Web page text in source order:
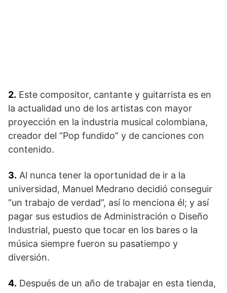
2. Este compositor, cantante y guitarrista es en
la actualidad uno de los artistas con mayor
proyección en la industria musical colombiana,
creador del “Pop fundido” y de canciones con
contenido.
3. Al nunca tener la oportunidad de ir a la
universidad, Manuel Medrano decidió conseguir
“un trabajo de verdad”, así lo menciona él; y así
pagar sus estudios de Administración o Diseño
Industrial, puesto que tocar en los bares o la
música siempre fueron su pasatiempo y
diversión.
4. Después de un año de trabajar en esta tienda,